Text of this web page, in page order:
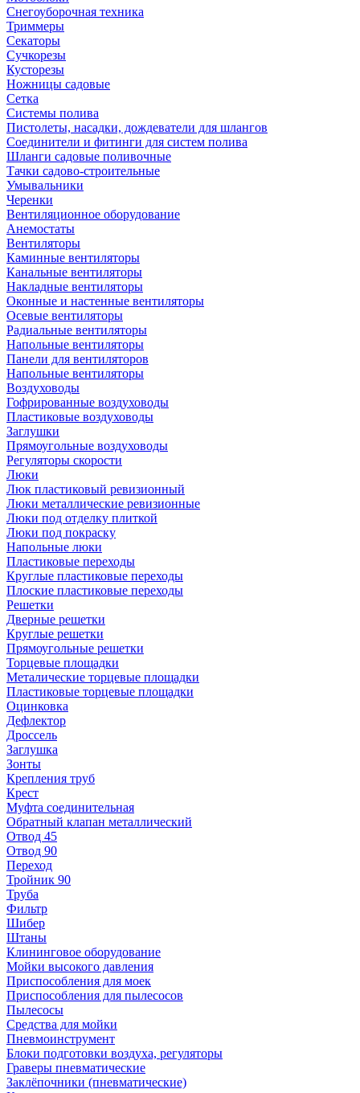
Снегоуборочная техника
Триммеры
Секаторы
Сучкорезы
Кусторезы
Ножницы садовые
Сетка
Системы полива
Пистолеты, насадки, дождеватели для шлангов
Соединители и фитинги для систем полива
Шланги садовые поливочные
Тачки садово-строительные
Умывальники
Черенки
Вентиляционное оборудование
Анемостаты
Вентиляторы
Каминные вентиляторы
Канальные вентиляторы
Накладные вентиляторы
Оконные и настенные вентиляторы
Осевые вентиляторы
Радиальные вентиляторы
Напольные вентиляторы
Панели для вентиляторов
Напольные вентиляторы
Воздуховоды
Гофрированные воздуховоды
Пластиковые воздуховоды
Заглушки
Прямоугольные воздуховоды
Регуляторы скорости
Люки
Люк пластиковый ревизионный
Люки металлические ревизионные
Люки под отделку плиткой
Люки под покраску
Напольные люки
Пластиковые переходы
Круглые пластиковые переходы
Плоские пластиковые переходы
Решетки
Дверные решетки
Круглые решетки
Прямоугольные решетки
Торцевые площадки
Металические торцевые площадки
Пластиковые торцевые площадки
Оцинковка
Дефлектор
Дроссель
Заглушка
Зонты
Крепления труб
Крест
Муфта соединительная
Обратный клапан металлический
Отвод 45
Отвод 90
Переход
Тройник 90
Труба
Фильтр
Шибер
Штаны
Клининговое оборудование
Мойки высокого давления
Приспособления для моек
Приспособления для пылесосов
Пылесосы
Средства для мойки
Пневмоинструмент
Блоки подготовки воздуха, регуляторы
Граверы пневматические
Заклёпочники (пневматические)